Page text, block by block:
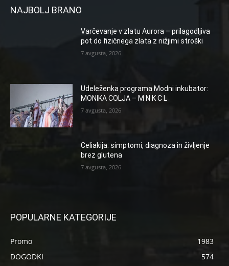
NAJBOLJ BRANO
Varčevanje v zlatu Aurora – prilagodljiva
pot do fizičnega zlata z nižjimi stroški
7 avgusta, 2026
Udeleženka programa Modni inkubator:
MONIKA COLJA – M N K C L
7 avgusta, 2026
Celiakija: simptomi, diagnoza in življenje
brez glutena
7 avgusta, 2026
POPULARNE KATEGORIJE
Promo
1983
DOGODKI
574